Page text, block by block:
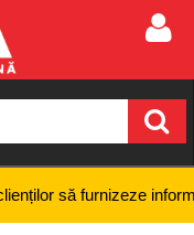
furnizeze informații